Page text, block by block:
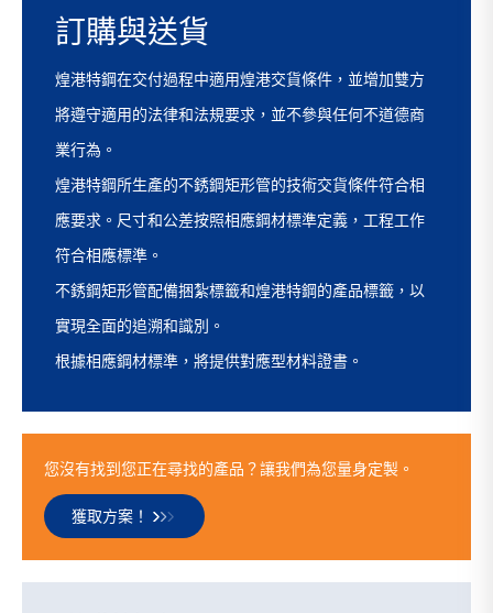
訂購與送貨
煌港特鋼在交付過程中適用煌港交貨條件，並增加雙方
將遵守適用的法律和法規要求，並不參與任何不道德商
業行為。
煌港特鋼所生產的不銹鋼矩形管的技術交貨條件符合相
應要求。尺寸和公差按照相應鋼材標準定義，工程工作
符合相應標準。
不銹鋼矩形管配備捆紮標籤和煌港特鋼的產品標籤，以
實現全面的追溯和識別。
根據相應鋼材標準，將提供對應型材料證書。
您沒有找到您正在尋找的產品？讓我們為您量身定製。
獲取方案！